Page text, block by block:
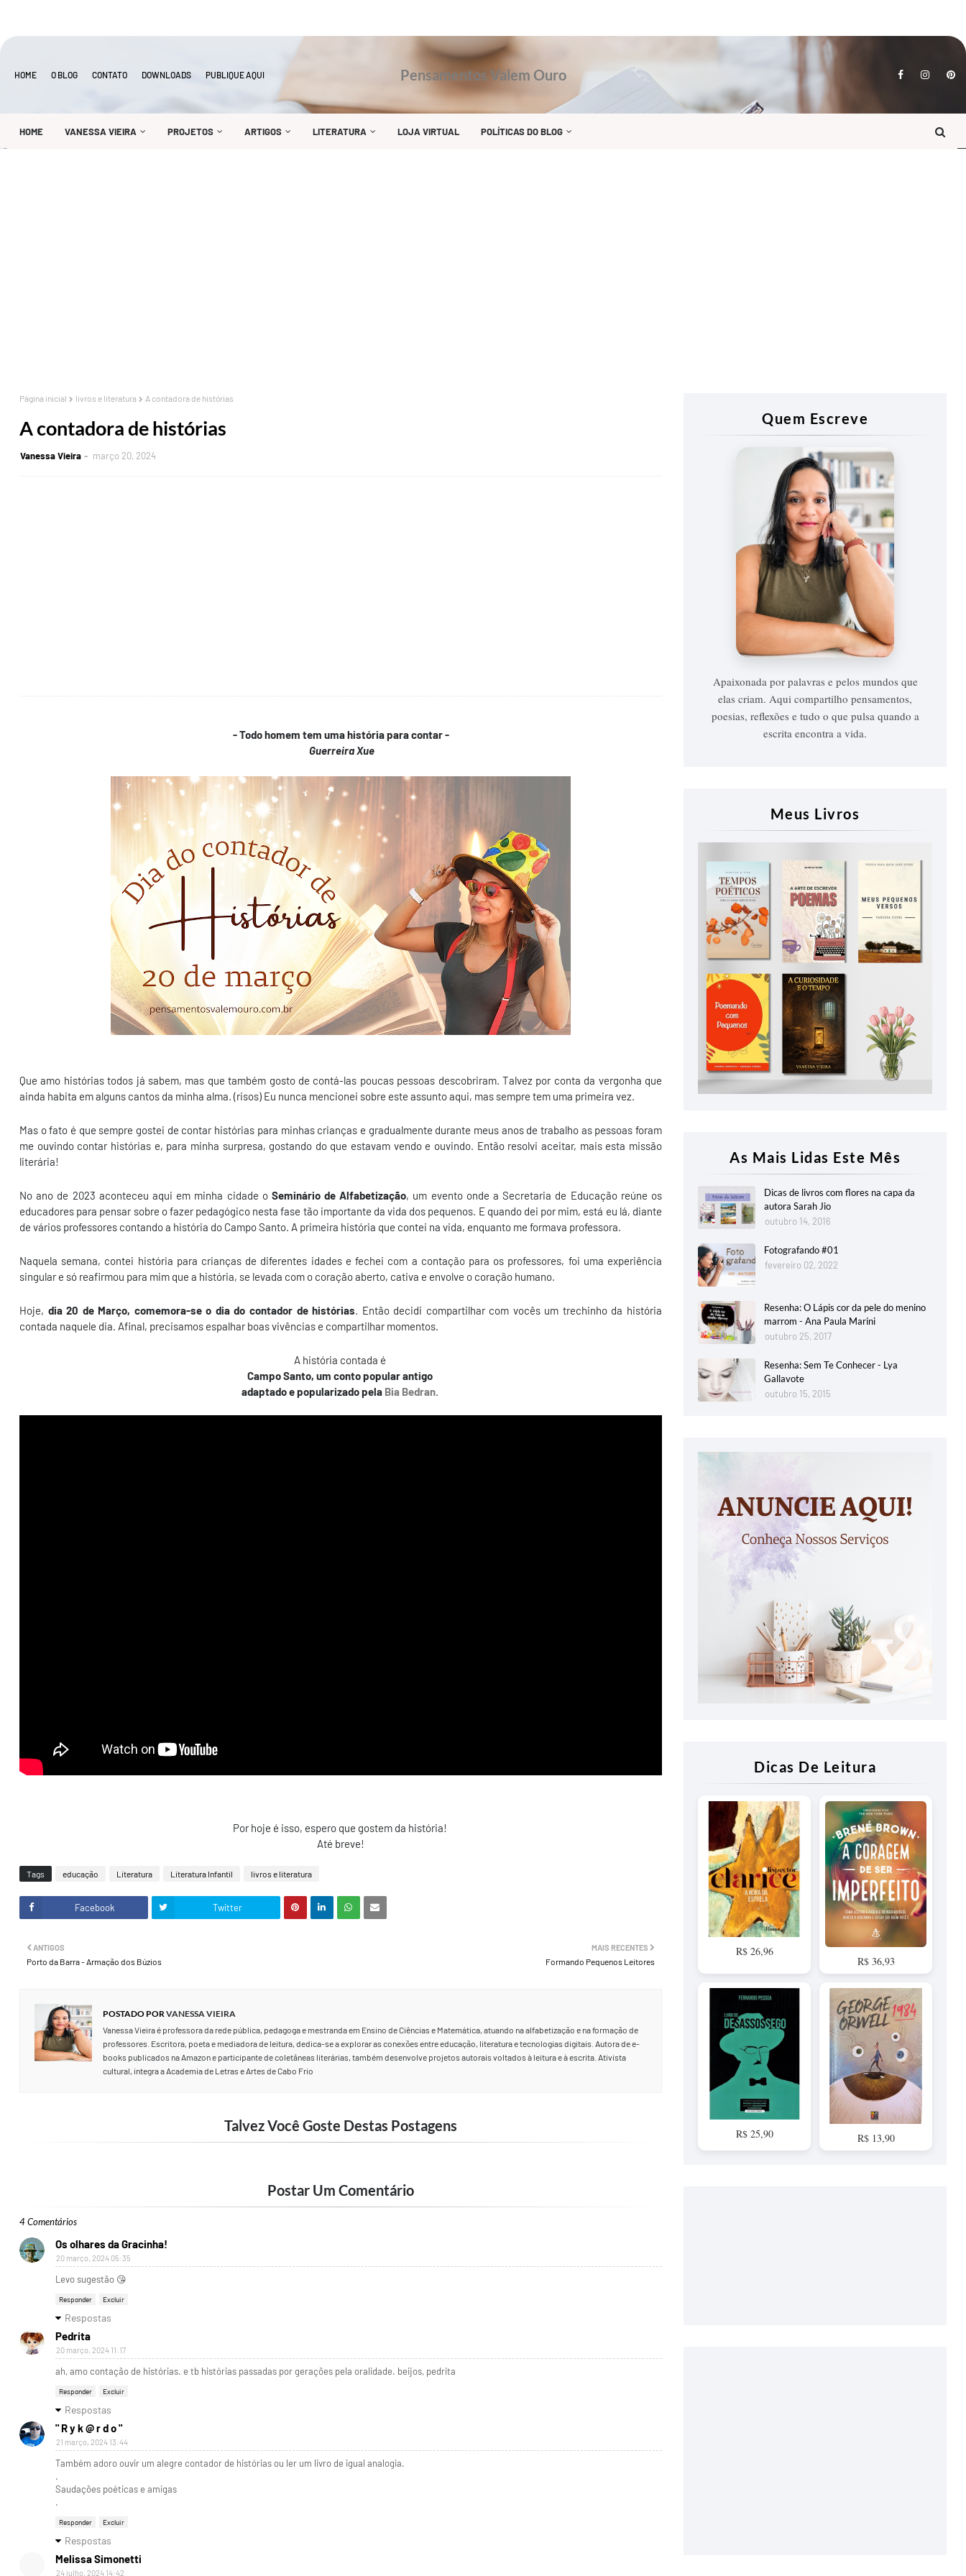
HOME O BLOG CONTATO DOWNLOADS PUBLIQUE AQUI Pensamentos Valem Ouro
HOME VANESSA VIEIRA PROJETOS ARTIGOS LITERATURA LOJA VIRTUAL POLÍTICAS DO BLOG
Página inicial livros e literatura A contadora de histórias
A contadora de histórias
Vanessa Vieira março 20, 2024
- Todo homem tem uma história para contar -
Guerreira Xue
Que amo histórias todos já sabem, mas que também gosto de contá-las poucas pessoas descobriram. Talvez por conta da vergonha que
ainda habita em alguns cantos da minha alma. (risos) Eu nunca mencionei sobre este assunto aqui, mas sempre tem uma primeira vez.
Mas o fato é que sempre gostei de contar histórias para minhas crianças e gradualmente durante meus anos de trabalho as pessoas foram
me ouvindo contar histórias e, para minha surpresa, gostando do que estavam vendo e ouvindo. Então resolvi aceitar, mais esta missão
literária!
No ano de 2023 aconteceu aqui em minha cidade o Seminário de Alfabetização, um evento onde a Secretaria de Educação reúne os
educadores para pensar sobre o fazer pedagógico nesta fase tão importante da vida dos pequenos. E quando dei por mim, está eu lá, diante
de vários professores contando a história do Campo Santo. A primeira história que contei na vida, enquanto me formava professora.
Naquela semana, contei história para crianças de diferentes idades e fechei com a contação para os professores, foi uma experiência
singular e só reafirmou para mim que a história, se levada com o coração aberto, cativa e envolve o coração humano.
Hoje, dia 20 de Março, comemora-se o dia do contador de histórias. Então decidi compartilhar com vocês um trechinho da história
contada naquele dia. Afinal, precisamos espalhar boas vivências e compartilhar momentos.
A história contada é
Campo Santo, um conto popular antigo
adaptado e popularizado pela Bia Bedran.
Por hoje é isso, espero que gostem da história!
Até breve!
Tags educação Literatura Literatura Infantil livros e literatura
Facebook Twitter
MAIS RECENTES
Formando Pequenos Leitores
ANTIGOS
Porto da Barra - Armação dos Búzios
POSTADO POR VANESSA VIEIRA
Vanessa Vieira é professora da rede pública, pedagoga e mestranda em Ensino de Ciências e Matemática, atuando na alfabetização e na formação de
professores. Escritora, poeta e mediadora de leitura, dedica-se a explorar as conexões entre educação, literatura e tecnologias digitais. Autora de e-
books publicados na Amazon e participante de coletâneas literárias, também desenvolve projetos autorais voltados à leitura e à escrita. Ativista
cultural, integra a Academia de Letras e Artes de Cabo Frio
Talvez Você Goste Destas Postagens
Postar Um Comentário
4 Comentários
Os olhares da Gracinha!
20 março, 2024 05:35
Levo sugestão 😘
Responder Excluir
Respostas
Pedrita
20 março, 2024 11:17
ah, amo contação de histórias. e tb histórias passadas por gerações pela oralidade. beijos, pedrita
Responder Excluir
Respostas
" R y k @ r d o "
21 março, 2024 13:44
Também adoro ouvir um alegre contador de histórias ou ler um livro de igual analogia.
.
Saudações poéticas e amigas
.
Responder Excluir
Respostas
Melissa Simonetti
24 julho, 2024 14:42
Quem Escreve
Vanessa
Vieira
Apaixonada por palavras e pelos mundos que
elas criam. Aqui compartilho pensamentos,
poesias, reflexões e tudo o que pulsa quando a
escrita encontra a vida.
Meus Livros
As Mais Lidas Este Mês
Dicas de livros com flores na capa da
autora Sarah Jio
outubro 14, 2016
Fotografando #01
fevereiro 02, 2022
Resenha: O Lápis cor da pele do menino
marrom - Ana Paula Marini
outubro 25, 2017
Resenha: Sem Te Conhecer - Lya
Gallavote
outubro 15, 2015
Dicas De Leitura
R$ 26,96
R$ 36,93
R$ 25,90 R$ 13,90